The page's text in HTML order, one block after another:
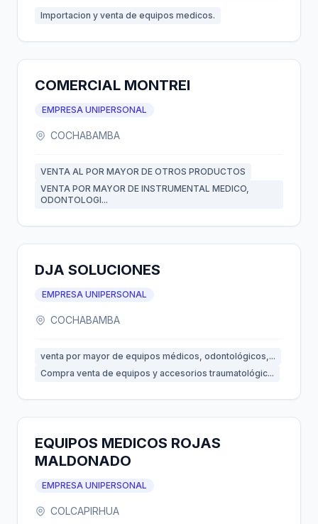
Importacion y venta de equipos medicos.
COMERCIAL MONTREI
EMPRESA UNIPERSONAL
COCHABAMBA
VENTA AL POR MAYOR DE OTROS PRODUCTOS
VENTA POR MAYOR DE INSTRUMENTAL MEDICO,
ODONTOLOGI...
DJA SOLUCIONES
EMPRESA UNIPERSONAL
COCHABAMBA
venta por mayor de equipos médicos, odontológicos,...
Compra venta de equipos y accesorios traumatológic...
EQUIPOS MEDICOS ROJAS
MALDONADO
EMPRESA UNIPERSONAL
COLCAPIRHUA